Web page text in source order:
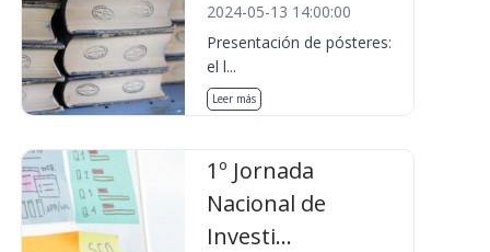
2024-05-13 14:00:00
Presentación de pósteres:
el l...
Leer más
1º Jornada
Nacional de
Investi...